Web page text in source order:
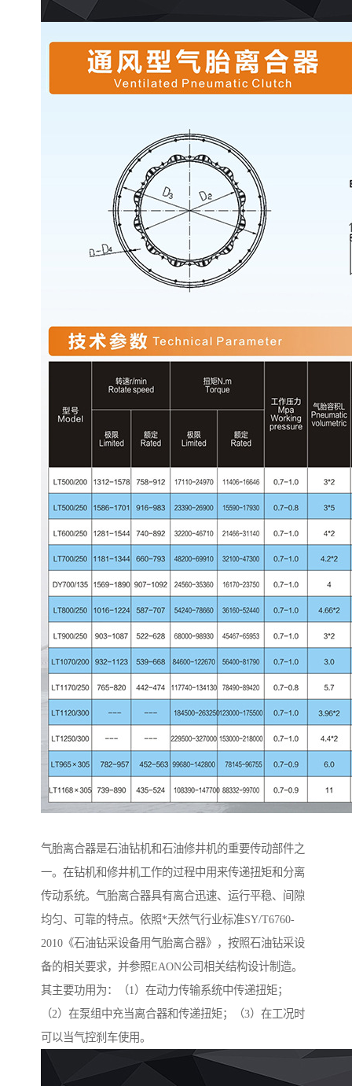
气胎离合器是石油钻机和石油修井机的重要传动部件之
一。在钻机和修井机工作的过程中用来传递扭矩和分离
传动系统。气胎离合器具有离合迅速、运行平稳、间隙
均匀、可靠的特点。依照*天然气行业标准SY/T6760-
2010《石油钻采设备用气胎离合器》，按照石油钻采设
备的相关要求，并参照EAON公司相关结构设计制造。
其主要功用为：（1）在动力传输系统中传递扭矩；
（2）在泵组中充当离合器和传递扭矩；（3）在工况时
可以当气控刹车使用。